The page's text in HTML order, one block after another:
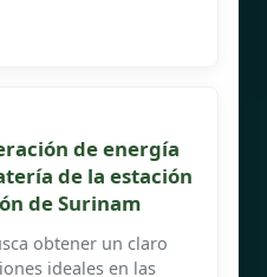
de energía
de la estación
de Surinam
obtener un claro
ideales en las